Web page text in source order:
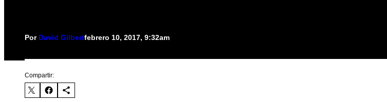
Por David Gilbertfebrero 10, 2017, 9:32am
Compartir: